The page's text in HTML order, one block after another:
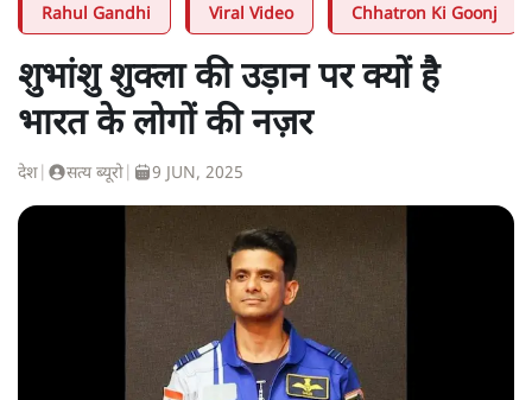
Rahul Gandhi Viral Video Chhatron Ki Goonj
शुभांशु शुक्ला की उड़ान पर क्यों है
भारत के लोगों की नज़र
देश सत्य ब्यूरो 9 JUN, 2025